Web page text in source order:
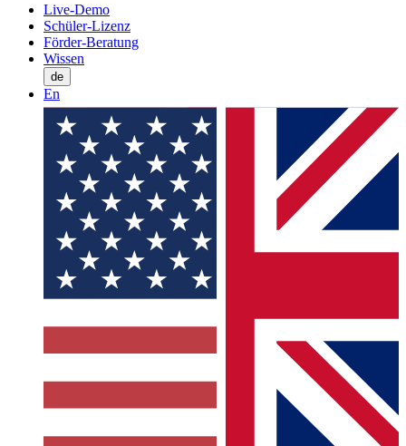
Live-Demo
Schüler-Lizenz
Förder-Beratung
Wissen
de
En